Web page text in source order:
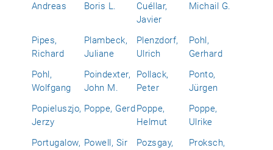
Andreas
Boris L.
Cuéllar,
Javier
Michail G.
Pipes,
Richard
Plambeck,
Juliane
Plenzdorf,
Ulrich
Pohl,
Gerhard
Pohl,
Wolfgang
Poindexter,
John M.
Pollack,
Peter
Ponto,
Jürgen
Popieluszjo,
Jerzy
Poppe, GerdPoppe,
Helmut
Poppe,
Ulrike
Portugalow, Powell, Sir
Pozsgay,
Proksch,